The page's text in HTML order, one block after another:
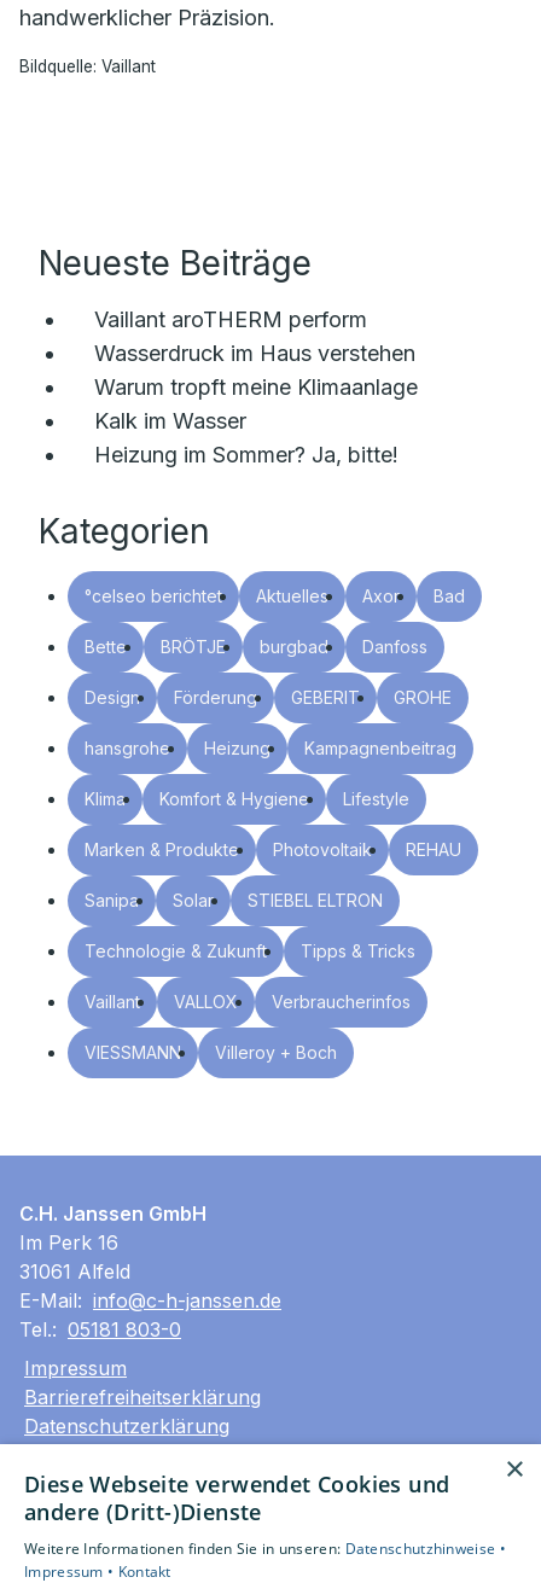
handwerklicher Präzision.
Bildquelle: Vaillant
Neueste Beiträge
Vaillant aroTHERM perform
Wasserdruck im Haus verstehen
Warum tropft meine Klimaanlage
Kalk im Wasser
Heizung im Sommer? Ja, bitte!
Kategorien
°celseo berichtet Aktuelles Axor Bad
Bette BRÖTJE burgbad Danfoss
Design Förderung GEBERIT GROHE
hansgrohe Heizung Kampagnenbeitrag
Klima Komfort & Hygiene Lifestyle
Marken & Produkte Photovoltaik REHAU
Sanipa Solar STIEBEL ELTRON
Technologie & Zukunft Tipps & Tricks
Vaillant VALLOX Verbraucherinfos
VIESSMANN Villeroy + Boch
C.H. Janssen GmbH
Im Perk 16
31061 Alfeld
E-Mail: info@c-h-janssen.de
Tel.: 05181 803-0
Impressum
Barrierefreiheitserklärung
Datenschutzerklärung
Unsere Bereiche
Privatkunden
Gewerbekunden
×
Diese Webseite verwendet Cookies und
andere (Dritt-)Dienste
Weitere Informationen finden Sie in unseren: Datenschutzhinweise •
Impressum • Kontakt